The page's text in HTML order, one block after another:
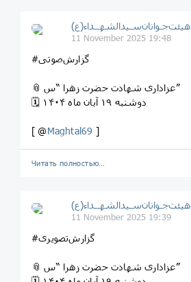
هیئت‌جـوانان‌سـیدالشهــداء(ع)
11 November 2025 19:48
#گزارش‌صوتی
📎 عزاداری شهادت حضرت زهرا “س”
🗓 دوشنبه ۱۹ آبان ماه ۱۴۰۴
[ @Maghtal69 ]
Читать полностью…
هیئت‌جـوانان‌سـیدالشهــداء(ع)
11 November 2025 19:39
#گزارش‌تصویری
📎 عزاداری شهادت حضرت زهرا “س”